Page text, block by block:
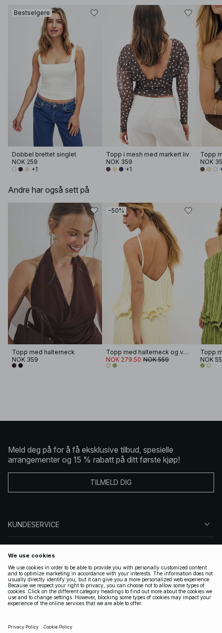
Bestselgere
Dobbel brettet singlet
NOK 259
+1
Topp i mesh med markert liv
NOK 359
+1
NOK
Andre har også sett på
Topp med halterneck
NOK 359
−50%
Topp med halterneck og volang i kanten
NOK 279.50 NOK 559 NOK
Meld deg på for å få eksklusive tilbud, spesielle
arrangementer og 15 % rabatt på ditt første kjøp!
TILMELD DIG
KUNDESERVICE
FØLG OSS
LOVLIG